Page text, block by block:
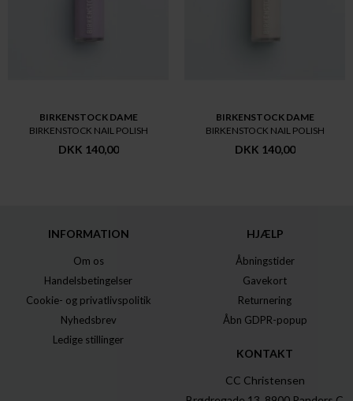
BIRKENSTOCK DAME
BIRKENSTOCK NAIL POLISH
DKK 140,00
BIRKENSTOCK DAME
BIRKENSTOCK NAIL POLISH
DKK 140,00
INFORMATION
Om os
Handelsbetingelser
Cookie- og privatlivspolitik
Nyhedsbrev
Ledige stillinger
HJÆLP
Åbningstider
Gavekort
Returnering
Åbn GDPR-popup
KONTAKT
CC Christensen